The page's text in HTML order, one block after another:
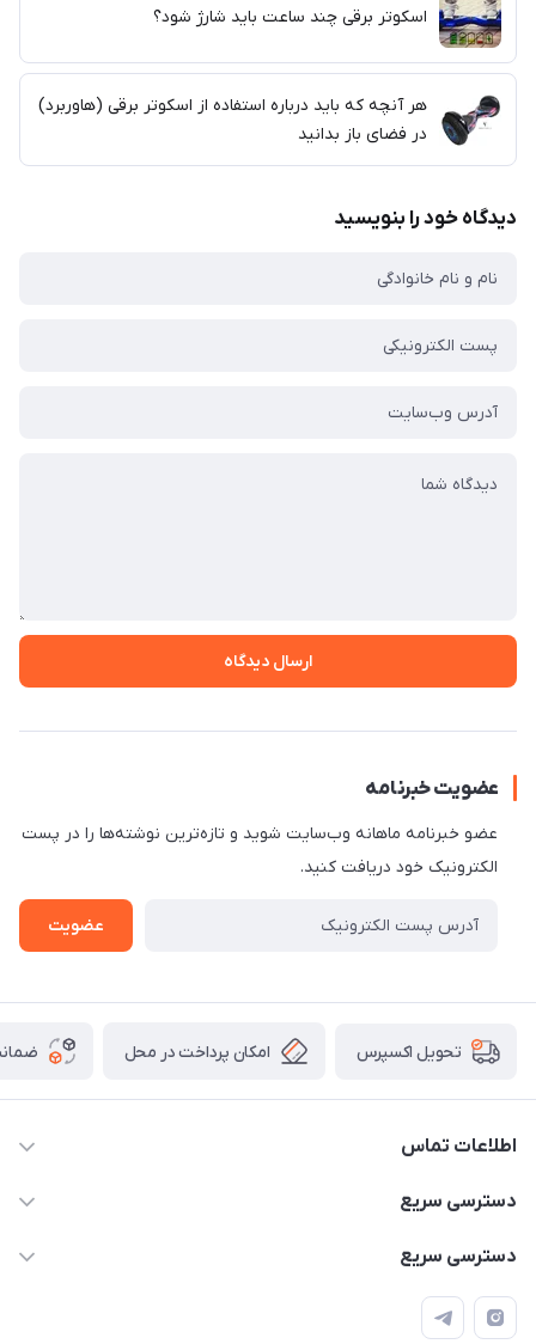
اسکوتر برقی چند ساعت باید شارژ شود؟
هر آنچه که باید درباره استفاده از اسکوتر برقی (هاوربرد)
در فضای باز بدانید
دیدگاه خود را بنویسید
ارسال دیدگاه
عضویت خبرنامه
عضو خبرنامه ماهانه وب‌سایت شوید و تازه‌ترین نوشته‌ها را در پست
الکترونیک خود دریافت کنید.
عضویت
تحویل اکسپرس امکان پرداخت در محل
اطلاعات تماس
۰۹۳۵۶۰۴۰۳۶۵
سیمای ورزش
دسترسی سریع
اسکیت فلایینگ ایگل
اسکیت دخترانه
دسترسی سریع
اسکوتر برقی دخترانه